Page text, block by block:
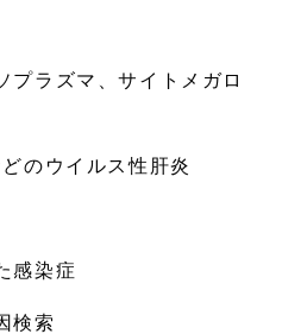
プラズマ、サイトメガロ
のウイルス性肝炎
感染症
検索